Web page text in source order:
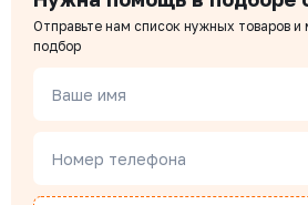
Цена с НДС
11 791 ₽ Купить
101-040-16
Цена с НДС
11 136 ₽ Купить
Чердаков Александр
Специалист отдела снабжения
Отправьте нам список нужных товаров
подбор
Ваше имя
Номер телефона